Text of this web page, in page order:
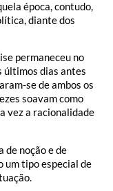
época, contudo,
diante dos
permaneceu no
últimos dias antes
se de ambos os
soavam como
vez a racionalidade
de noção e de
um tipo especial de